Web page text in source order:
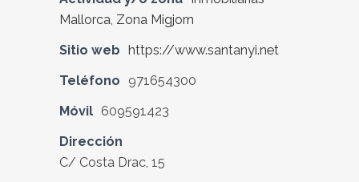
Mallorca, Zona Migjorn
Sitio web https://www.santanyi.net
Teléfono
971654300
Móvil 609591423
Dirección
C/ Costa Drac, 15